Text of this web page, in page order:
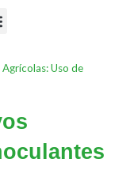
Uso de